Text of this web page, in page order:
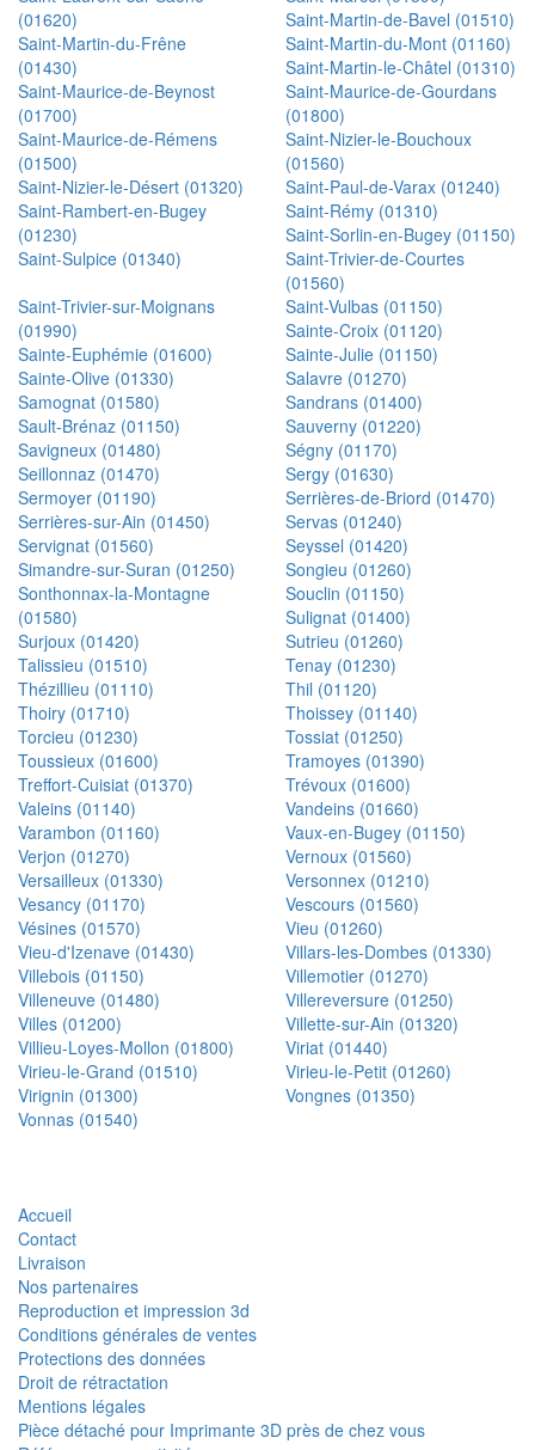
(01620)
Saint-Martin-de-Bavel (01510)
Saint-Martin-du-Frêne
(01430)
Saint-Martin-du-Mont (01160)
Saint-Martin-le-Châtel (01310)
Saint-Maurice-de-Beynost
(01700)
Saint-Maurice-de-Gourdans
(01800)
Saint-Maurice-de-Rémens
(01500)
Saint-Nizier-le-Bouchoux
(01560)
Saint-Nizier-le-Désert (01320)
Saint-Paul-de-Varax (01240)
Saint-Rambert-en-Bugey
(01230)
Saint-Rémy (01310)
Saint-Sorlin-en-Bugey (01150)
Saint-Sulpice (01340)
Saint-Trivier-de-Courtes
(01560)
Saint-Trivier-sur-Moignans
(01990)
Saint-Vulbas (01150)
Sainte-Croix (01120)
Sainte-Euphémie (01600)
Sainte-Julie (01150)
Sainte-Olive (01330)
Salavre (01270)
Samognat (01580)
Sandrans (01400)
Sault-Brénaz (01150)
Sauverny (01220)
Savigneux (01480)
Ségny (01170)
Seillonnaz (01470)
Sergy (01630)
Sermoyer (01190)
Serrières-de-Briord (01470)
Serrières-sur-Ain (01450)
Servas (01240)
Servignat (01560)
Seyssel (01420)
Simandre-sur-Suran (01250)
Songieu (01260)
Sonthonnax-la-Montagne
(01580)
Souclin (01150)
Sulignat (01400)
Surjoux (01420)
Sutrieu (01260)
Talissieu (01510)
Tenay (01230)
Thézillieu (01110)
Thil (01120)
Thoiry (01710)
Thoissey (01140)
Torcieu (01230)
Tossiat (01250)
Toussieux (01600)
Tramoyes (01390)
Treffort-Cuisiat (01370)
Trévoux (01600)
Valeins (01140)
Vandeins (01660)
Varambon (01160)
Vaux-en-Bugey (01150)
Verjon (01270)
Vernoux (01560)
Versailleux (01330)
Versonnex (01210)
Vesancy (01170)
Vescours (01560)
Vésines (01570)
Vieu (01260)
Vieu-d'Izenave (01430)
Villars-les-Dombes (01330)
Villebois (01150)
Villemotier (01270)
Villeneuve (01480)
Villereversure (01250)
Villes (01200)
Villette-sur-Ain (01320)
Villieu-Loyes-Mollon (01800)
Viriat (01440)
Virieu-le-Grand (01510)
Virieu-le-Petit (01260)
Virignin (01300)
Vongnes (01350)
Vonnas (01540)
Accueil
Contact
Livraison
Nos partenaires
Reproduction et impression 3d
Conditions générales de ventes
Protections des données
Droit de rétractation
Mentions légales
Pièce détaché pour Imprimante 3D près de chez vous